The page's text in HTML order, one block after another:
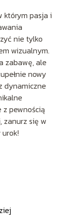
którym pasja i
nie tylko
wizualnym.
zabawę, ale
nowy
dynamiczne
z pewnością
zanurz się w